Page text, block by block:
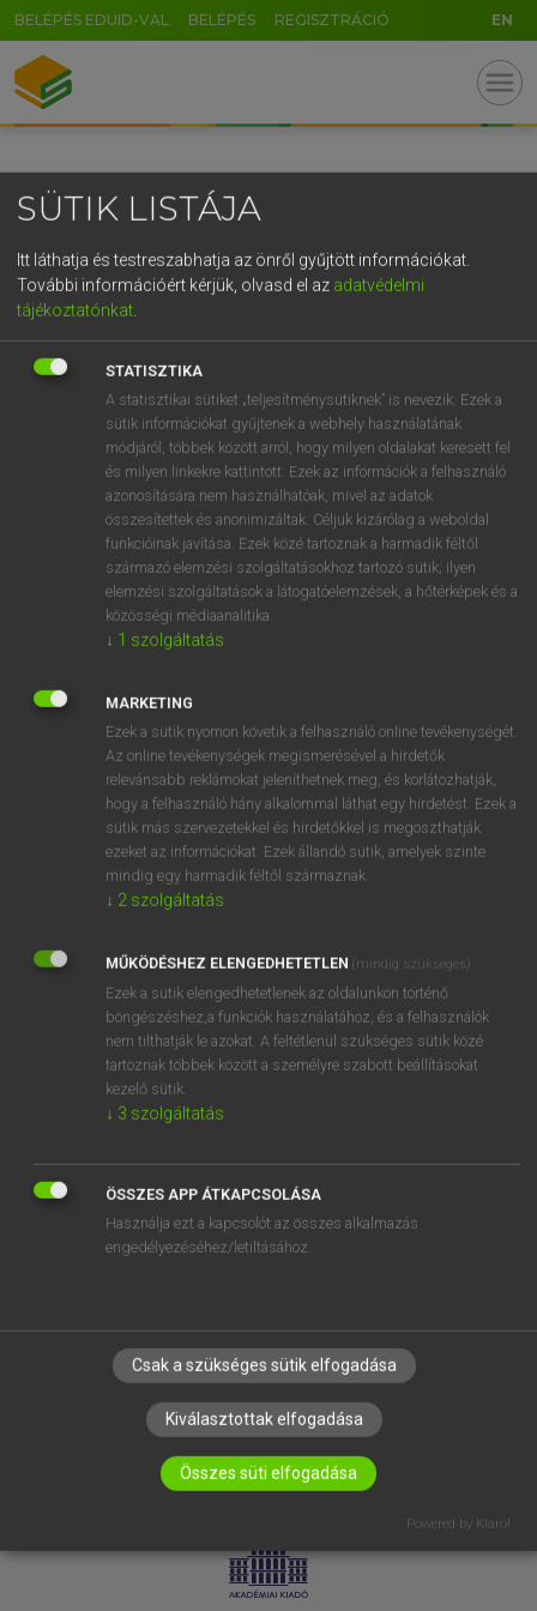
BELÉPÉS EDUID-VAL BELÉPÉS REGISZTRÁCIÓ EN
menu
OOOOPS!
SZOTAR.NET APPLIKÁCIÓ
MICROSOFT OFFICE BŐVÍTMÉNY
BEÉPÜLŐ SZÓTÁRMODUL
ONLINE NYELVVIZSGA
EGYÉNI FELHASZNÁLÓKNAK
TANULÓKNAK
OKTATÁSI INTÉZMÉNYEKNEK
VÁLLALATI MEGOLDÁSOK
RÓLUNK
ELÉRHETŐSÉG
SÜTI BEÁLLÍTÁSOK
LICENCSZERZŐDÉS ADATVÉDELEM
SÜTIK LISTÁJA
Itt láthatja és testreszabhatja az önről gyűjtött információkat.
További információért kérjük, olvasd el az adatvédelmi
tájékoztatónkat
STATISZTIKA
A statisztikai sütiket „teljesítménysütiknek” is nevezik. Ezek a
sütik információkat gyűjtenek a webhely használatának
módjáról, többek között arról, hogy milyen oldalakat keresett fel
és milyen linkekre kattintott. Ezek az információk a felhasználó
azonosítására nem használhatóak, mivel az adatok
összesítettek és anonimizáltak. Céljuk kizárólag a weboldal
funkcióinak javítása. Ezek közé tartoznak a harmadik féltől
származó elemzési szolgáltatásokhoz tartozó sütik; ilyen
elemzési szolgáltatások a látogatóelemzések, a hőtérképek és a
közösségi médiaanalitika.
↓ 1 szolgáltatás
MARKETING
Ezek a sütik nyomon követik a felhasználó online tevékenységét.
Az online tevékenységek megismerésével a hirdetők
relevánsabb reklámokat jeleníthetnek meg, és korlátozhatják,
hogy a felhasználó hány alkalommal láthat egy hirdetést. Ezek a
sütik más szervezetekkel és hirdetőkkel is megoszthatják
ezeket az információkat. Ezek állandó sütik, amelyek szinte
mindig egy harmadik féltől származnak.
↓ 2 szolgáltatás
MŰKÖDÉSHEZ ELENGEDHETETLEN (mindig szükséges)
Ezek a sütik elengedhetetlenek az oldalunkon történő
böngészéshez,a funkciók használatához, és a felhasználók
nem tilthatják le azokat. A feltétlenül szükséges sütik közé
tartoznak többek között a személyre szabott beállításokat
kezelő sütik.
↓ 3 szolgáltatás
ÖSSZES APP ÁTKAPCSOLÁSA
Használja ezt a kapcsolót az összes alkalmazás
engedélyezéséhez/letiltásához.
Csak a szükséges sütik elfogadása
Kiválasztottak elfogadása
Összes süti elfogadása
Powered by Klaro!
GR
5
g h k l
v b n m , . - AltGr